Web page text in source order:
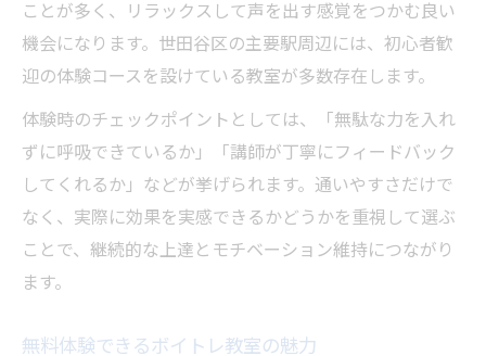
ことが多く、リラックスして声を出す感覚をつかむ良い
機会になります。世田谷区の主要駅周辺には、初心者歓
迎の体験コースを設けている教室が多数存在します。
体験時のチェックポイントとしては、「無駄な力を入れ
ずに呼吸できているか」「講師が丁寧にフィードバック
してくれるか」などが挙げられます。通いやすさだけで
なく、実際に効果を実感できるかどうかを重視して選ぶ
ことで、継続的な上達とモチベーション維持につながり
ます。
無料体験できるボイトレ教室の魅力